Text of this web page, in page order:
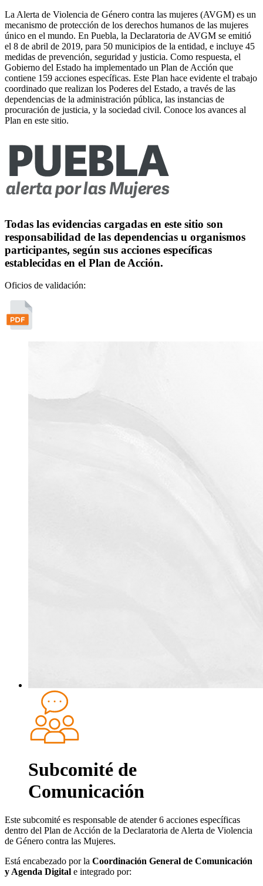
La Alerta de Violencia de Género contra las mujeres (AVGM) es un
mecanismo de protección de los derechos humanos de las mujeres
único en el mundo. En Puebla, la Declaratoria de AVGM se emitió
el 8 de abril de 2019, para 50 municipios de la entidad, e incluye 45
medidas de prevención, seguridad y justicia. Como respuesta, el
Gobierno del Estado ha implementado un Plan de Acción que
contiene 159 acciones específicas. Este Plan hace evidente el trabajo
coordinado que realizan los Poderes del Estado, a través de las
dependencias de la administración pública, las instancias de
procuración de justicia, y la sociedad civil. Conoce los avances al
Plan en este sitio.
Todas las evidencias cargadas en este sitio son
responsabilidad de las dependencias u organismos
participantes, según sus acciones específicas
establecidas en el Plan de Acción.
Oficios de validación:
Subcomité de
Comunicación
Este subcomité es responsable de atender 6 acciones específicas
dentro del Plan de Acción de la Declaratoria de Alerta de Violencia
de Género contra las Mujeres.
Está encabezado por la Coordinación General de Comunicación
y Agenda Digital e integrado por: